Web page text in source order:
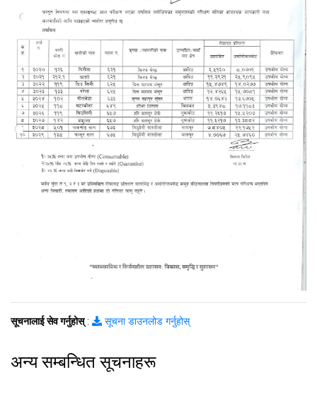
सूचनालाई सेव गर्नुहोस्: सूचना डाउनलोड गर्नुहोस्
अन्य सम्बन्धित सूचनाहरू